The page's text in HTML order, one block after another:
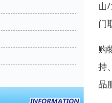
山
门
购
持
品